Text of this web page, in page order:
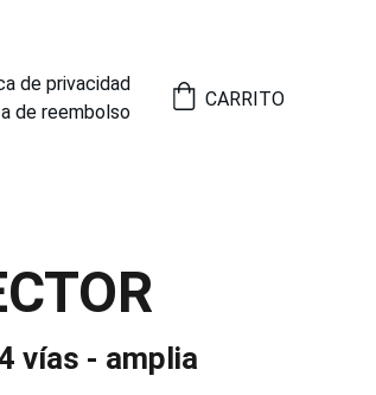
de privacidad
de reembolso
CARRITO
vías - amplia